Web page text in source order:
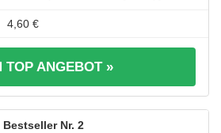
4,60 €
TOP ANGEBOT »
2